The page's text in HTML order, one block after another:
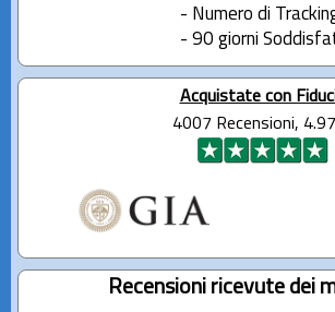
- Numero di
- 90 giorni
Acquistate con
4007 Recensioni,
Recensioni ricevute dei